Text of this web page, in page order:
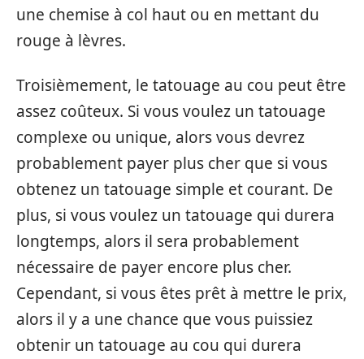
une chemise à col haut ou en mettant du
rouge à lèvres.
Troisièmement, le tatouage au cou peut être
assez coûteux. Si vous voulez un tatouage
complexe ou unique, alors vous devrez
probablement payer plus cher que si vous
obtenez un tatouage simple et courant. De
plus, si vous voulez un tatouage qui durera
longtemps, alors il sera probablement
nécessaire de payer encore plus cher.
Cependant, si vous êtes prêt à mettre le prix,
alors il y a une chance que vous puissiez
obtenir un tatouage au cou qui durera